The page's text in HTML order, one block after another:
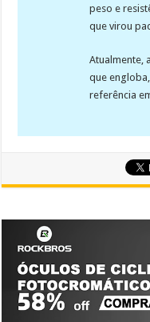
peso e
que virou
Atualmente,
que
referência